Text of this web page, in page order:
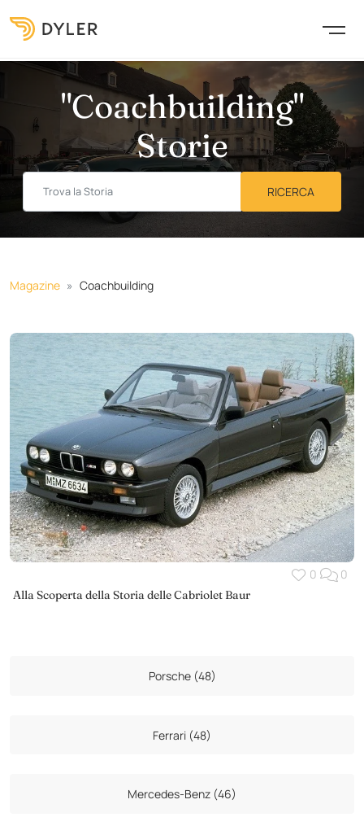
"Coachbuilding"
Storie
Magazine Coachbuilding
0 0
Alla Scoperta della Storia delle Cabriolet Baur
Porsche (48)
Ferrari (48)
Mercedes-Benz (46)